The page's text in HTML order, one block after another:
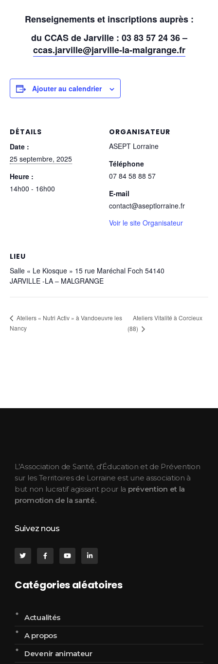
Renseignements et inscriptions auprès :
du CCAS de Jarville : 03 83 57 24 36 –
ccas.jarville@jarville-la-malgrange.fr
Ajouter au calendrier
DÉTAILS
Date :
25 septembre, 2025
Heure :
14h00 - 16h00
ORGANISATEUR
ASEPT Lorraine
Téléphone
07 84 58 88 57
E-mail
contact@aseptlorraine.fr
Voir le site Organisateur
LIEU
Salle « Le Kiosque » 15 rue Maréchal Foch 54140
JARVILLE -LA – MALGRANGE
Ateliers « Nutri Activ » à Vandoeuvre les
Nancy
Ateliers Vitalité à Corcieux
(88)
L’Association de Santé, d’Éducation et de Prévention
sur les Territoires de Lorraine est une association à
but non lucratif agissant pour la prévention et la
promotion de la santé.
Suivez nous
Catégories aléatoires
Actualités
A propos
Devenir animateur